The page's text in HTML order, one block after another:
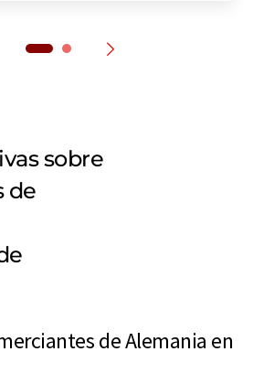
sobre
de
de Alemania en